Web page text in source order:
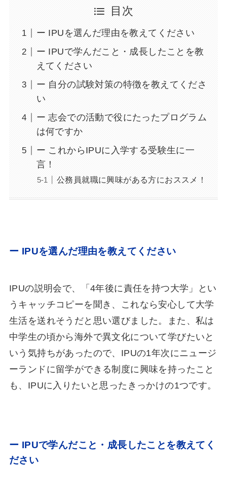
目次
ー IPUを選んだ理由を教えてください
ー IPUで学んだこと・成長したことを教
えてください
ー 自分の試験対策の特徴を教えてくださ
い
ー 志会での活動で役にたったプログラム
は何ですか
ー これからIPUに入学する受験生に一
言！
公務員就職に興味がある方におススメ！
ー IPUを選んだ理由を教えてください
IPUの説明会で、「4年後に責任を持つ大学」とい
うキャッチコピーを聞き、これなら安心して大学
生活を送れそうだと思い選びました。また、私は
中学生の頃から海外で異文化について学びたいと
いう気持ちがあったので、IPUの1年次にニュージ
ーランドに留学ができる制度に興味を持ったこと
も、IPUに入りたいと思ったきっかけの1つです。
ー IPUで学んだこと・成長したことを教えてく
ださい